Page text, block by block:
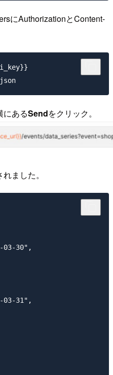
にAuthorizationとContent-
にあるSendをクリック。
ました。
03-30",
03-31",